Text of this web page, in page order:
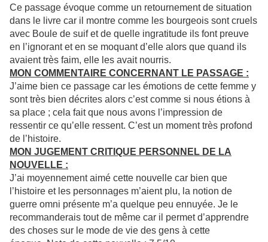
Ce passage évoque comme un retournement de situation
dans le livre car il montre comme les bourgeois sont cruels
avec Boule de suif et de quelle ingratitude ils font preuve
en l’ignorant et en se moquant d’elle alors que quand ils
avaient très faim, elle les avait nourris.
MON COMMENTAIRE CONCERNANT LE PASSAGE :
J’aime bien ce passage car les émotions de cette femme y
sont très bien décrites alors c’est comme si nous étions à
sa place ; cela fait que nous avons l’impression de
ressentir ce qu’elle ressent. C’est un moment très profond
de l’histoire.
MON JUGEMENT CRITIQUE PERSONNEL DE LA
NOUVELLE :
J’ai moyennement aimé cette nouvelle car bien que
l’histoire et les personnages m’aient plu, la notion de
guerre omni présente m’a quelque peu ennuyée. Je le
recommanderais tout de même car il permet d’apprendre
des choses sur le mode de vie des gens à cette